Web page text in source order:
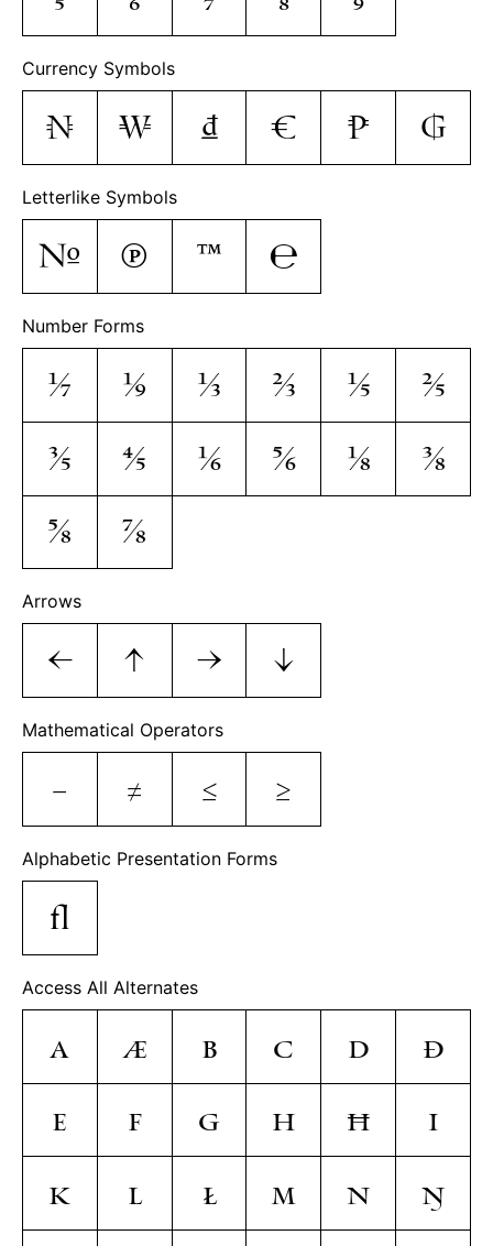
Currency Symbols
₦ ₩ ₫ € ₱ ₲
Letterlike Symbols
№ ℗ ™ ℮
Number Forms
⅐ ⅑ ⅓ ⅔ ⅕
⅖
⅗
⅘ ⅙ ⅚ ⅛
⅜
⅝
⅞
Arrows
← ↑ → ↓
Mathematical Operators
− ≠ ≤ ≥
Alphabetic Presentation Forms
ﬂ
Access All Alternates
A Æ B C D
Ð
E
F G H Ħ
I
K
L Ł M N
Ŋ